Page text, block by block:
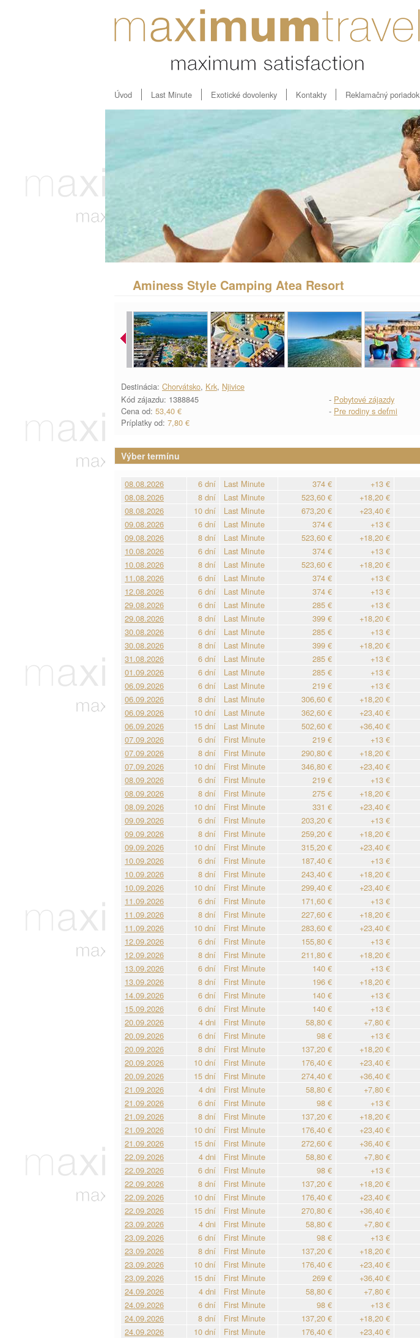
Úvod Last Minute Exotické dovolenky Kontakty Reklamačný poriadok
Aminess Style Camping Atea Resort
Destinácia: Chorvátsko, Krk, Njivice
Kód zájazdu: 1388845
Cena od: 53,40 €
Príplatky od: 7,80 €
- Pobytové zájazdy
- Pre rodiny s deťmi
Výber termínu
08.08.2026 6 dní Last Minute 374 €
+13 €
08.08.2026
8 dní Last Minute 523,60 €
+18,20 €
08.08.2026
10 dní Last Minute 673,20 €
+23,40 €
09.08.2026
6 dní Last Minute 374 €
+13 €
09.08.2026
8 dní Last Minute 523,60 €
+18,20 €
10.08.2026
6 dní Last Minute 374 €
+13 €
10.08.2026
8 dní Last Minute 523,60 €
+18,20 €
11.08.2026
6 dní Last Minute 374 €
+13 €
12.08.2026
6 dní Last Minute 374 €
+13 €
29.08.2026
6 dní Last Minute 285 €
+13 €
29.08.2026
8 dní Last Minute 399 €
+18,20 €
30.08.2026
6 dní Last Minute 285 €
+13 €
30.08.2026
8 dní Last Minute 399 €
+18,20 €
31.08.2026
6 dní Last Minute 285 €
+13 €
01.09.2026
6 dní Last Minute 285 €
+13 €
06.09.2026
6 dní Last Minute 219 €
+13 €
06.09.2026
8 dní Last Minute 306,60 €
+18,20 €
06.09.2026
10 dní Last Minute 362,60 €
+23,40 €
06.09.2026
15 dní Last Minute 502,60 €
+36,40 €
07.09.2026
6 dní First Minute 219 €
+13 €
07.09.2026
8 dní First Minute 290,80 €
+18,20 €
07.09.2026
10 dní First Minute 346,80 €
+23,40 €
08.09.2026
6 dní First Minute 219 €
+13 €
08.09.2026
8 dní First Minute 275 €
+18,20 €
08.09.2026
10 dní First Minute 331 €
+23,40 €
09.09.2026
6 dní First Minute 203,20 €
+13 €
09.09.2026
8 dní First Minute 259,20 €
+18,20 €
09.09.2026
10 dní First Minute 315,20 €
+23,40 €
10.09.2026
6 dní First Minute 187,40 €
+13 €
10.09.2026
8 dní First Minute 243,40 €
+18,20 €
10.09.2026
10 dní First Minute 299,40 €
+23,40 €
11.09.2026
6 dní First Minute 171,60 €
+13 €
11.09.2026
8 dní First Minute 227,60 €
+18,20 €
11.09.2026
10 dní First Minute 283,60 €
+23,40 €
12.09.2026
6 dní First Minute 155,80 €
+13 €
12.09.2026
8 dní First Minute 211,80 €
+18,20 €
13.09.2026
6 dní First Minute 140 €
+13 €
13.09.2026
8 dní First Minute 196 €
+18,20 €
14.09.2026
6 dní First Minute 140 €
+13 €
15.09.2026
6 dní First Minute 140 €
+13 €
20.09.2026
4 dni First Minute 58,80 €
+7,80 €
20.09.2026
6 dní First Minute 98 €
+13 €
20.09.2026
8 dní First Minute 137,20 €
+18,20 €
20.09.2026
10 dní First Minute 176,40 €
+23,40 €
20.09.2026
15 dní First Minute 274,40 €
+36,40 €
21.09.2026
4 dni First Minute 58,80 €
+7,80 €
21.09.2026
6 dní First Minute 98 €
+13 €
21.09.2026
8 dní First Minute 137,20 €
+18,20 €
21.09.2026
10 dní First Minute 176,40 €
+23,40 €
21.09.2026
15 dní First Minute 272,60 €
+36,40 €
22.09.2026
4 dni First Minute 58,80 €
+7,80 €
22.09.2026
6 dní First Minute 98 €
+13 €
22.09.2026
8 dní First Minute 137,20 €
+18,20 €
22.09.2026
10 dní First Minute 176,40 €
+23,40 €
22.09.2026
15 dní First Minute 270,80 €
+36,40 €
23.09.2026
4 dni First Minute 58,80 €
+7,80 €
23.09.2026
6 dní First Minute 98 €
+13 €
23.09.2026
8 dní First Minute 137,20 €
+18,20 €
23.09.2026
10 dní First Minute 176,40 €
+23,40 €
23.09.2026
15 dní First Minute 269 €
+36,40 €
24.09.2026
4 dni First Minute 58,80 €
+7,80 €
24.09.2026
6 dní First Minute 98 €
+13 €
24.09.2026
8 dní First Minute 137,20 €
+18,20 €
24.09.2026
10 dní First Minute 176,40 €
+23,40 €